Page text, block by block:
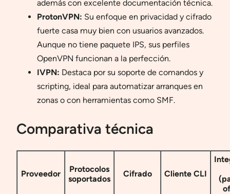
además con excelente documentación técnica.
ProtonVPN: Su enfoque en privacidad y cifrado
fuerte casa muy bien con usuarios avanzados.
Aunque no tiene paquete IPS, sus perfiles
OpenVPN funcionan a la perfección.
IVPN: Destaca por su soporte de comandos y
scripting, ideal para automatizar arranques en
zonas o con herramientas como SMF.
Comparativa técnica
Proveedor
Protocolos
soportados
Cifrado Cliente CLI